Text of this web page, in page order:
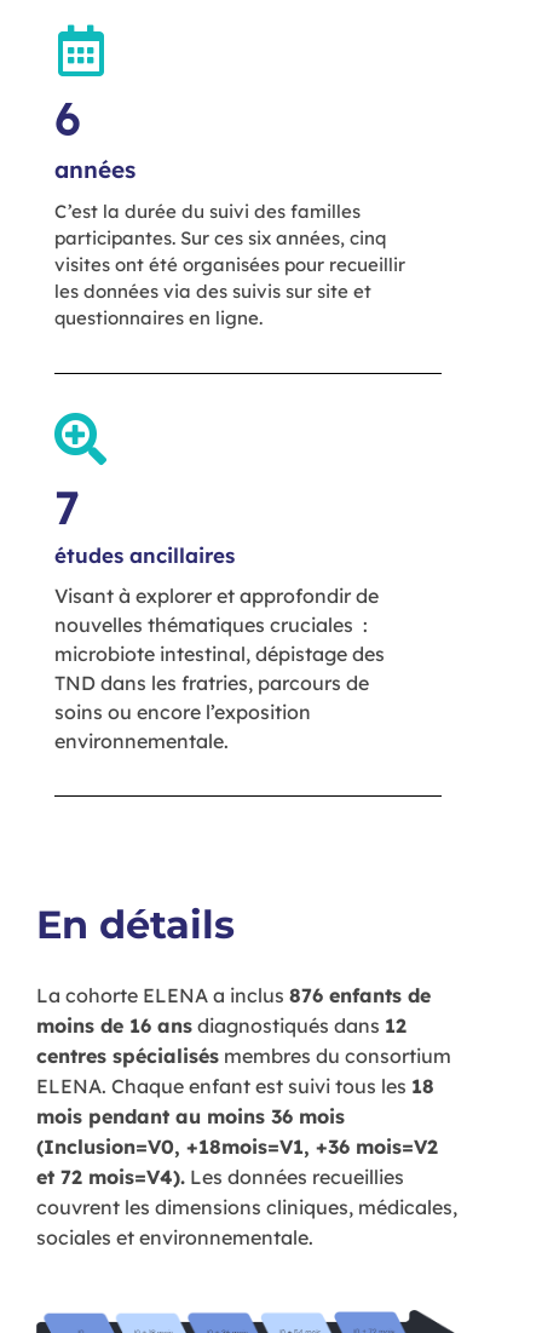
années
6
C’est la durée du suivi des familles
participantes. Sur ces six années, cinq
visites ont été organisées pour recueillir
les données via des suivis sur site et
questionnaires en ligne.
études ancillaires
7
Visant à explorer et approfondir de
nouvelles thématiques cruciales :
microbiote intestinal, dépistage des
TND dans les fratries, parcours de
soins ou encore l’exposition
environnementale.
En détails
La cohorte ELENA a inclus 876 enfants de
moins de 16 ans diagnostiqués dans 12
centres spécialisés membres du consortium
ELENA. Chaque enfant est suivi tous les 18
mois pendant au moins 36 mois
(Inclusion=V0, +18mois=V1, +36 mois=V2
et 72 mois=V4). Les données recueillies
couvrent les dimensions cliniques, médicales,
sociales et environnementale.